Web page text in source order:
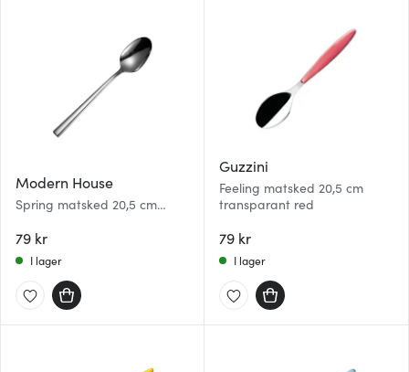
Modern House
Spring matsked 20,5 cm
79 kr
I lager
Guzzini
Feeling matsked 20,5 cm
transparant red
79 kr
I lager